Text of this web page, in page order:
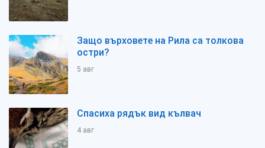
Защо върховете на Рила са толкова
остри?
5 авг
Спасиха рядък вид кълвач
4 авг